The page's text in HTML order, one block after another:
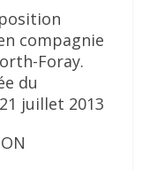
compagnie
Foray.
du
juillet 2013